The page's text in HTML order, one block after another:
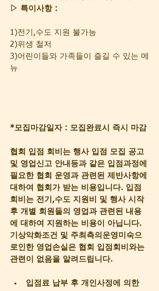
▷ 특이사항 :
1)전기,수도 지원 불가능
2)위생 철저
3)어린이들와 가족들이 즐길 수 있는 메
뉴
*모집마감일자 : 모집완료시 즉시 마감
협회 입점 회비는 행사 입점 모집 공고
및 영업신고 안내등과 같은 입점과정에
필요한 협회 운영과 관련된 제반사항에
대하여 협회가 받는 비용입니다. 입점
회비는 전기,수도 지원비 및 행사 시작
후 개별 회원들의 영업과 관련된 내용
에 대하여 지원하는 비용이 아닙니다.
기상악화조건 및 주최측의운영미숙으
로인한 영업손실은 협회 입점회비와는
관련이 없음을 알려드립니다.
입점료 납부 후 개인사정에 의한